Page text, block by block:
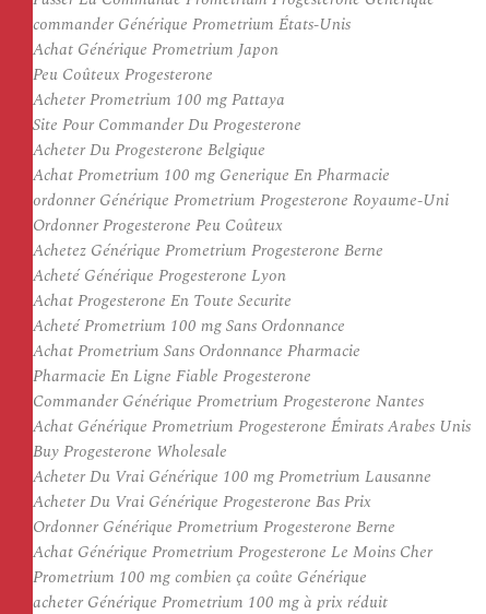
commander Générique Prometrium États-Unis
Achat Générique Prometrium Japon
Peu Coûteux Progesterone
Acheter Prometrium 100 mg Pattaya
Site Pour Commander Du Progesterone
Acheter Du Progesterone Belgique
Achat Prometrium 100 mg Generique En Pharmacie
ordonner Générique Prometrium Progesterone Royaume-Uni
Ordonner Progesterone Peu Coûteux
Achetez Générique Prometrium Progesterone Berne
Acheté Générique Progesterone Lyon
Achat Progesterone En Toute Securite
Acheté Prometrium 100 mg Sans Ordonnance
Achat Prometrium Sans Ordonnance Pharmacie
Pharmacie En Ligne Fiable Progesterone
Commander Générique Prometrium Progesterone Nantes
Achat Générique Prometrium Progesterone Émirats Arabes Unis
Buy Progesterone Wholesale
Acheter Du Vrai Générique 100 mg Prometrium Lausanne
Acheter Du Vrai Générique Progesterone Bas Prix
Ordonner Générique Prometrium Progesterone Berne
Achat Générique Prometrium Progesterone Le Moins Cher
Prometrium 100 mg combien ça coûte Générique
acheter Générique Prometrium 100 mg à prix réduit